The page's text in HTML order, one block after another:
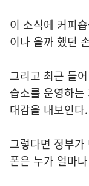
이 소식에 커피
이나 올까 했던
그리고 최근 들
습소를 운영하
대감을 내보인다.
그렇다면 정부
폰은 누가 얼마